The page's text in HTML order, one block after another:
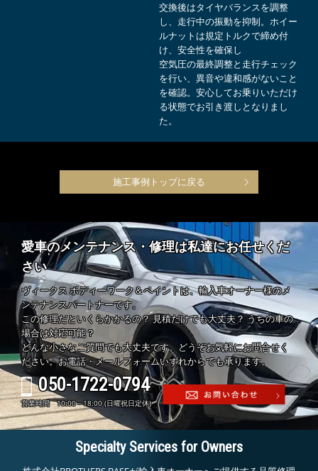
交換後はタイヤバランスを調整
し、走行中の振動を抑制。ホイー
ルナットは規定トルクで締め付
け、安全性を確保し
空気圧の最終調整と走行チェック
を行い、異音や違和感がないこと
を確認。安心してお乗りいただけ
る状態でお引き渡しとなりまし
た。
施工事例トップに戻る
愛車のメンテナンス・修理は私達にお任せくだ
さい
ヴィークス ボディーワーク＆ペイントは、輸入車オーナー様のメ
ンテナンスパートナーです。
この修理だといくらかかるの？ 見積だけでも大丈夫？ うちの車の
場合は対応可能？
どんな小さなご質問でも大丈夫です。どうぞお気軽にお問合せく
ださい。お電話・メールフォームいずれからでも承ります。
050-1722-0794
営業時間 10:00～18:00 (日曜祝日定休)
Specialty Services for Owners